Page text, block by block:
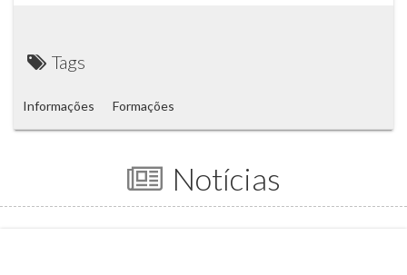
Tags
Informações Formações
Notícias